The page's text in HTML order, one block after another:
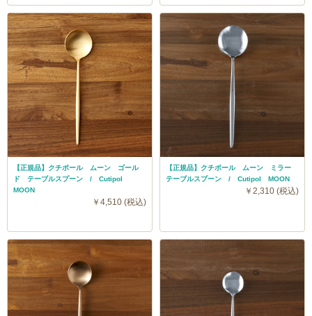
【正規品】クチポール ムーン ゴール
ド テーブルスプーン / Cutipol
MOON
￥4,510 (税込)
【正規品】クチポール ムーン ミラー
テーブルスプーン / Cutipol MOON
￥2,310 (税込)